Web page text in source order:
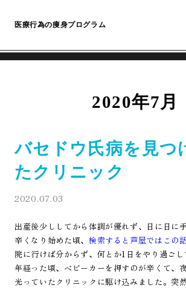
医療行為の痩身プログラム
2020年7月
バセドウ氏病を見つ
たクリニック
2020.07.03
出産後少ししてから体調が優れず、日に日に
辛くなり始めた頃、 検索すると芦屋ではこの
院に行けば分からず、何とか1日をやり過ご
年経った頃、ベビーカーを押すのが辛くて、
光っていたクリニックに駆け込みました。突